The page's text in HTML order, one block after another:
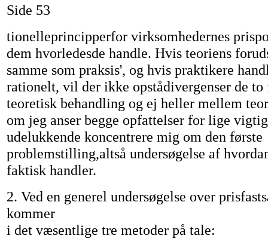
Side 53
tionelleprincipperfor virksomhedernes
dem hvorledesde handle. Hvis teoriens
samme som praksis', og hvis praktikere
rationelt, vil der ikke opstådivergenser de
teoretisk behandling og ej heller mellem
om jeg anser begge opfattelser for lige
udelukkende koncentrere mig om den første
problemstilling,altså undersøgelse af
faktisk handler.
2. Ved en generel undersøgelse over
kommer
i det væsentlige tre metoder på tale: